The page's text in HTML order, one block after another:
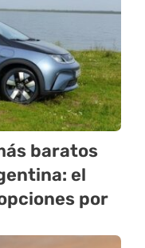
baratos
el
por